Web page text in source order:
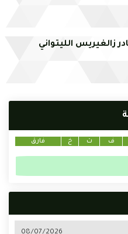
زالغيريس الليتواني
ف ت خ فارق